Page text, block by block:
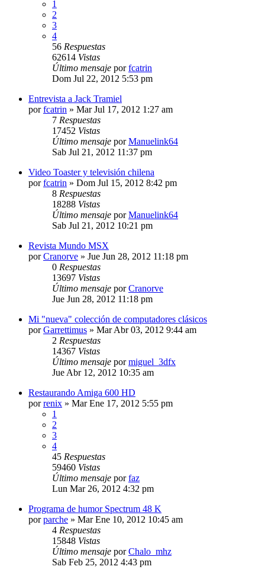
1
2
3
4
56 Respuestas
62614 Vistas
Último mensaje porfcatrin
Dom Jul 22, 2012 5:53 pm
Entrevista a Jack Tramiel
porfcatrin » Mar Jul 17, 2012 1:27 am
7 Respuestas
17452 Vistas
Último mensaje porManuelink64
Sab Jul 21, 2012 11:37 pm
Video Toaster y televisión chilena
porfcatrin » Dom Jul 15, 2012 8:42 pm
8 Respuestas
18288 Vistas
Último mensaje porManuelink64
Sab Jul 21, 2012 10:21 pm
Revista Mundo MSX
porCranorve » Jue Jun 28, 2012 11:18 pm
0 Respuestas
13697 Vistas
Último mensaje porCranorve
Jue Jun 28, 2012 11:18 pm
Mi "nueva" colección de computadores clásicos
porGarrettimus » Mar Abr 03, 2012 9:44 am
2 Respuestas
14367 Vistas
Último mensaje pormiguel_3dfx
Jue Abr 12, 2012 10:35 am
Restaurando Amiga 600 HD
porrenix » Mar Ene 17, 2012 5:55 pm
1
2
3
4
45 Respuestas
59460 Vistas
Último mensaje porfaz
Lun Mar 26, 2012 4:32 pm
Programa de humor Spectrum 48 K
porparche » Mar Ene 10, 2012 10:45 am
4 Respuestas
15848 Vistas
Último mensaje porChalo_mhz
Sab Feb 25, 2012 4:43 pm